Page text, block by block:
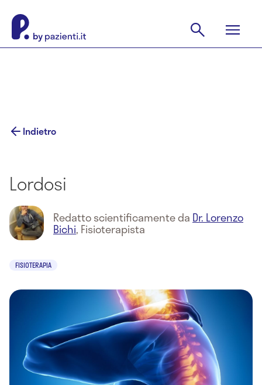
Indietro
Lordosi
Redatto scientificamente da Dr. Lorenzo
Bichi, Fisioterapista
FISIOTERAPIA